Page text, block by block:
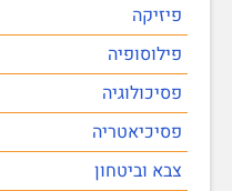
פיזיקה
פילוסופיה
פסיכולוגיה
פסיכיאטריה
צבא וביטחון